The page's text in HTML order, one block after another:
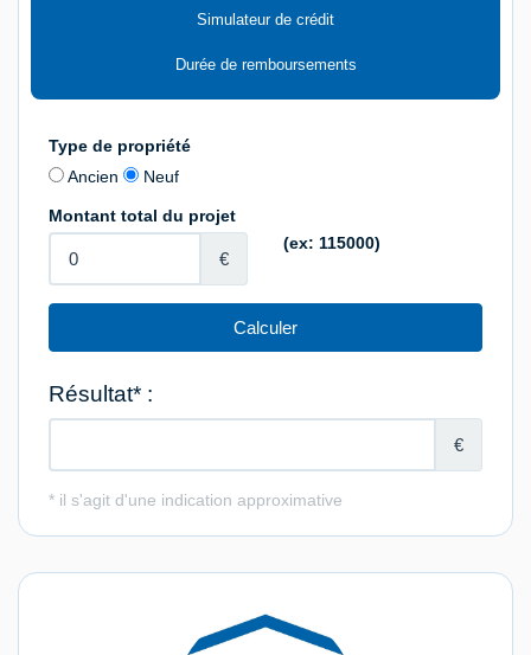
Simulateur de crédit
Durée de remboursements